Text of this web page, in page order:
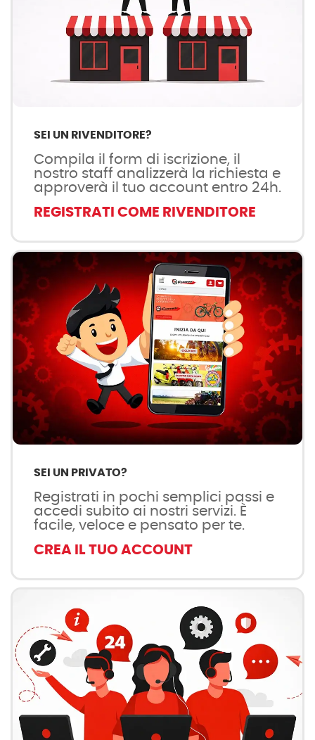
SEI UN RIVENDITORE?
Compila il form di iscrizione, il
nostro staff analizzerà la richiesta e
approverà il tuo account entro 24h.
REGISTRATI COME RIVENDITORE
SEI UN PRIVATO?
Registrati in pochi semplici passi e
accedi subito ai nostri servizi. È
facile, veloce e pensato per te.
CREA IL TUO ACCOUNT